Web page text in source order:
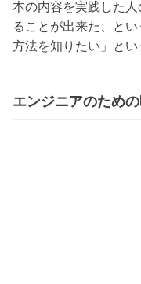
本の内容を実践した
ることが出来た、と
方法を知りたい」とい
エンジニアのため